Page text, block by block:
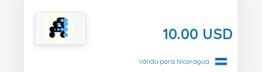
10.00 USD
Válido para Nicaragua